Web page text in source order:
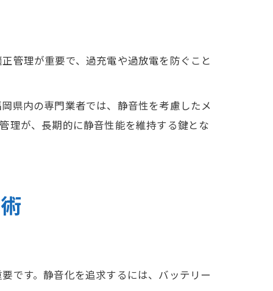
管理が重要で、過充電や過放電を防ぐこと
県内の専門業者では、静音性を考慮したメ
理が、長期的に静音性能を維持する鍵とな
です。静音化を追求するには、バッテリー